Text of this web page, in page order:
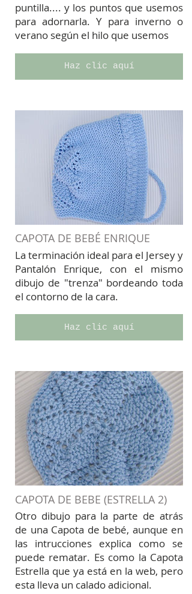
puntilla.... y los puntos que usemos
para adornarla. Y para inverno o
verano según el hilo que usemos
Haz clic aquí
CAPOTA DE BEBÉ ENRIQUE
La terminación ideal para el Jersey y
Pantalón Enrique, con el mismo
dibujo de "trenza" bordeando toda
el contorno de la cara.
Haz clic aquí
CAPOTA DE BEBE (ESTRELLA 2)
Otro dibujo para la parte de atrás
de una Capota de bebé, aunque en
las intrucciones explica como se
puede rematar. Es como la Capota
Estrella que ya está en la web, pero
esta lleva un calado adicional.